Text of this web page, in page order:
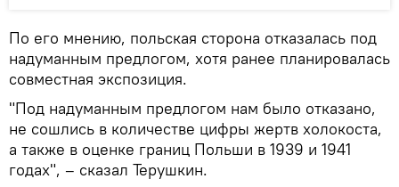
По его мнению, польская сторона отказалась под
надуманным предлогом, хотя ранее планировалась
совместная экспозиция.
"Под надуманным предлогом нам было отказано,
не сошлись в количестве цифры жертв холокоста,
а также в оценке границ Польши в 1939 и 1941
годах", – сказал Терушкин.